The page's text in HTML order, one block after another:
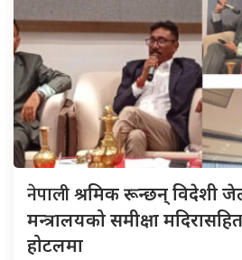
नेपालीश्रमिक रून्छन् विदेशी
मन्त्रालयको समीक्षा
होटलमा